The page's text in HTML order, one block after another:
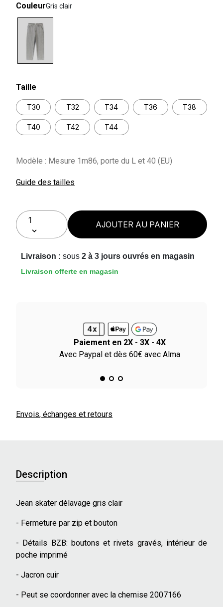
CouleurGris clair
Taille
T30 T32 T34 T36 T38
T40 T42 T44
Modèle : Mesure 1m86, porte du L et 40 (EU)
Guide des tailles
AJOUTER AU PANIER
Livraison : sous 2 à 3 jours ouvrés en magasin
Livraison offerte en magasin
Paiement en 2X - 3X - 4X
Avec Paypal et dès 60€ avec Alma
Envois, échanges et retours
Description
Jean skater délavage gris clair
- Fermeture par zip et bouton
- Détails BZB: boutons et rivets gravés, intérieur de
poche imprimé
- Jacron cuir
- Peut se coordonner avec la chemise 2007166